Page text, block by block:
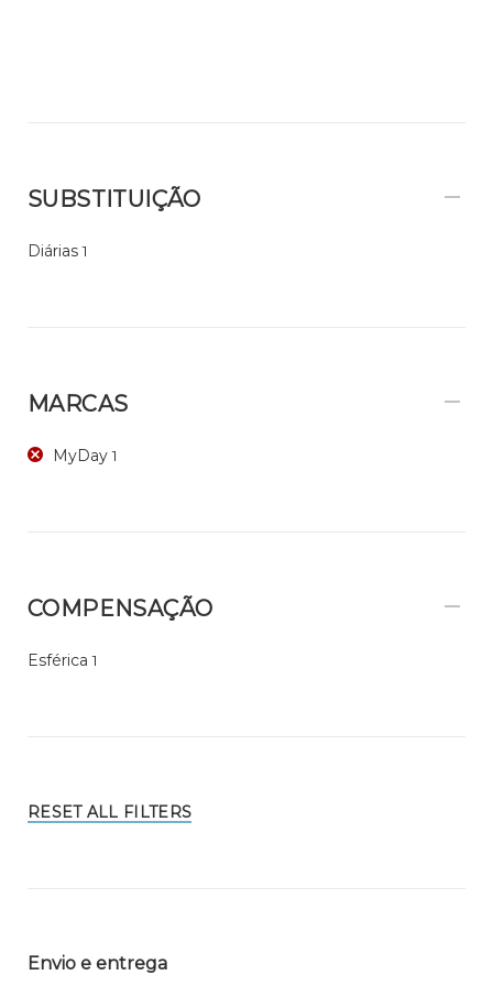
SUBSTITUIÇÃO
Diárias 1
MARCAS
MyDay 1
COMPENSAÇÃO
Esférica 1
RESET ALL FILTERS
Envio e entrega